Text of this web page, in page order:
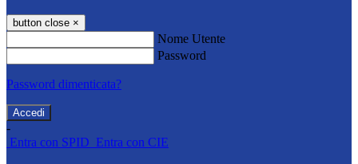
button close ×
Nome Utente
Password
Password dimenticata?
-
Entra con SPID Entra con CIE